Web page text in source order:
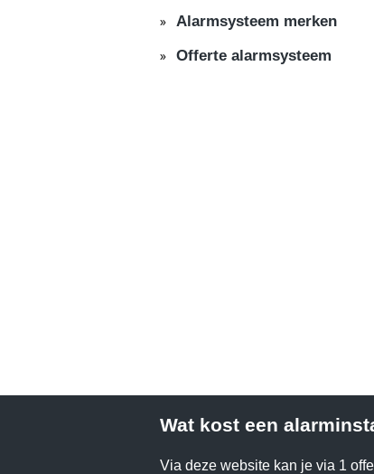
Alarmsysteem merken
Offerte alarmsysteem
Wat kost een
Via deze website kan je via 1